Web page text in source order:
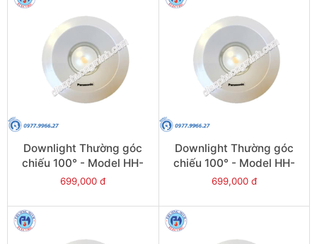
Downlight Thường góc
chiếu 100° - Model HH-
LD20701K19
699,000 đ
Downlight Thường góc
chiếu 100° - Model HH-
LD40701K19
699,000 đ